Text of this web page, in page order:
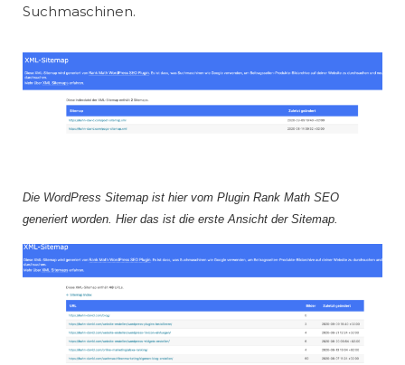
Suchmaschinen.
Die WordPress Sitemap ist hier vom Plugin Rank Math SEO
generiert worden. Hier das ist die erste Ansicht der Sitemap.